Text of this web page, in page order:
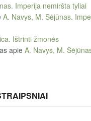
Imperija nemiršta tyliai
A. Navys, M. Sėjūnas.
Ištrinti žmonės
apie A. Navys, M.